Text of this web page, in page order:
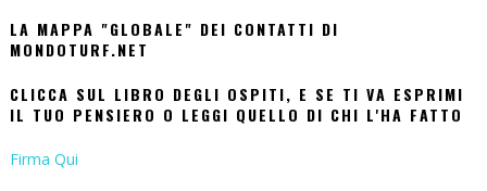
LA MAPPA "GLOBALE" DEI CONTATTI DI
MONDOTURF.NET
CLICCA SUL LIBRO DEGLI OSPITI, E SE TI VA ESPRIMI
IL TUO PENSIERO O LEGGI QUELLO DI CHI L'HA FATTO
Firma Qui